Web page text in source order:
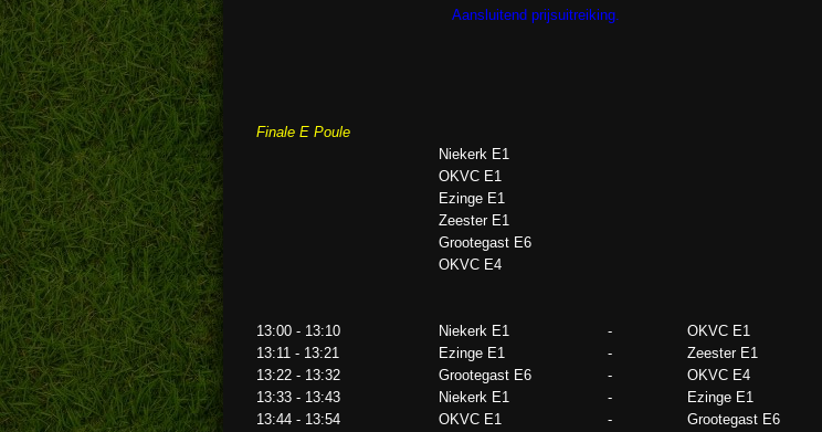
Aansluitend prijsuitreiking.
Finale E Poule
Niekerk E1
OKVC E1
Ezinge E1
Zeester E1
Grootegast E6
OKVC E4
13:00 - 13:10 Niekerk E1 - OKVC E1
13:11 - 13:21
Ezinge E1 - Zeester E1
13:22 - 13:32
Grootegast E6 - OKVC E4
13:33 - 13:43
Niekerk E1 - Ezinge E1
13:44 - 13:54
OKVC E1 - Grootegast E6